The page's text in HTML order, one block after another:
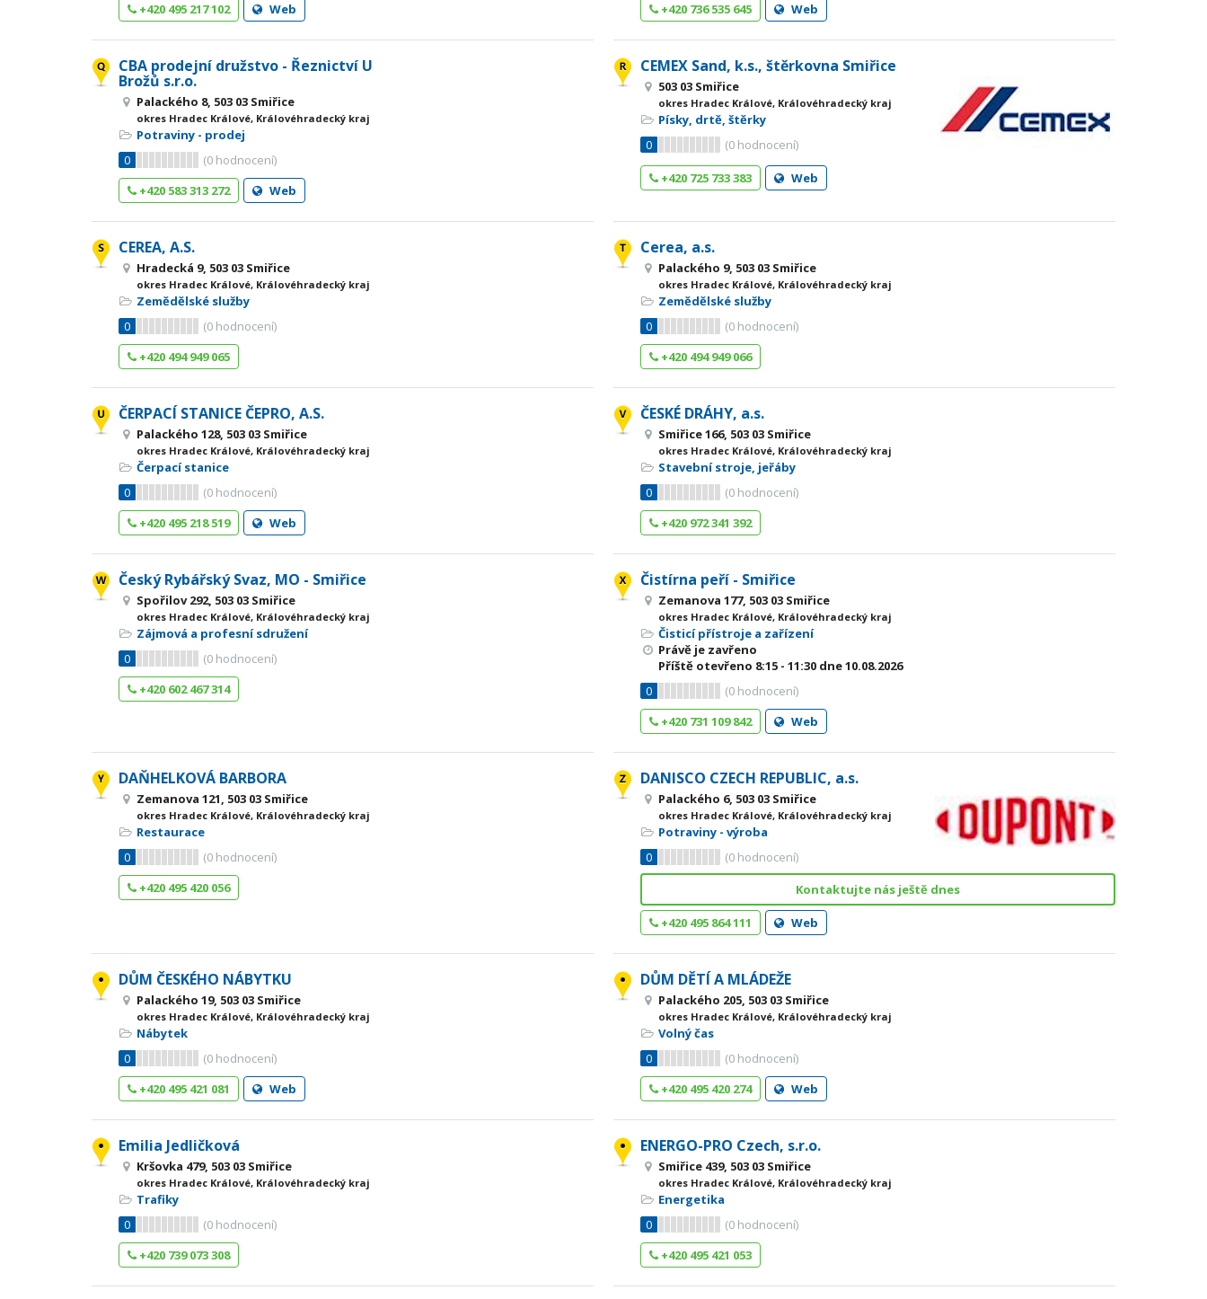
+420 495 217 102
Web
+420 736 535 645
Web
CBA prodejní družstvo - Řeznictví U
Brožů s.r.o.
Palackého 8, 503 03 Smiřice
okres Hradec Králové, Královéhradecký kraj
Potraviny - prodej
0
(0 hodnocení)
+420 583 313 272
Web
CEMEX Sand, k.s., štěrkovna Smiřice
503 03 Smiřice
okres Hradec Králové, Královéhradecký kraj
Písky, drtě, štěrky
0
(0 hodnocení)
+420 725 733 383 Web
CEREA, A.S.
Hradecká 9, 503 03 Smiřice
okres Hradec Králové, Královéhradecký kraj
Zemědělské služby
0
(0 hodnocení)
+420 494 949 065
Cerea, a.s.
Palackého 9, 503 03 Smiřice
okres Hradec Králové, Královéhradecký kraj
Zemědělské služby
0
(0 hodnocení)
+420 494 949 066
ČERPACÍ STANICE ČEPRO, A.S.
Palackého 128, 503 03 Smiřice
okres Hradec Králové, Královéhradecký kraj
Čerpací stanice
0
(0 hodnocení)
+420 495 218 519
Web
ČESKÉ DRÁHY, a.s.
Smiřice 166, 503 03 Smiřice
okres Hradec Králové, Královéhradecký kraj
Stavební stroje, jeřáby
0
(0 hodnocení)
+420 972 341 392
Český Rybářský Svaz, MO - Smiřice
Spořilov 292, 503 03 Smiřice
okres Hradec Králové, Královéhradecký kraj
Zájmová a profesní sdružení
0
(0 hodnocení)
+420 602 467 314
Čistírna peří - Smiřice
Zemanova 177, 503 03 Smiřice
okres Hradec Králové, Královéhradecký kraj
Čisticí přístroje a zařízení
Právě je zavřeno
Příště otevřeno 8:15 - 11:30 dne 10.08.2026
0
(0 hodnocení)
+420 731 109 842
Web
DAŇHELKOVÁ BARBORA
Zemanova 121, 503 03 Smiřice
okres Hradec Králové, Královéhradecký kraj
Restaurace
0
(0 hodnocení)
+420 495 420 056
DANISCO CZECH REPUBLIC, a.s.
Palackého 6, 503 03 Smiřice
okres Hradec Králové, Královéhradecký kraj
Potraviny - výroba
0
(0 hodnocení)
Kontaktujte nás ještě dnes
+420 495 864 111 Web
DŮM ČESKÉHO NÁBYTKU
Palackého 19, 503 03 Smiřice
okres Hradec Králové, Královéhradecký kraj
Nábytek
0
(0 hodnocení)
+420 495 421 081
Web
DŮM DĚTÍ A MLÁDEŽE
Palackého 205, 503 03 Smiřice
okres Hradec Králové, Královéhradecký kraj
Volný čas
0
(0 hodnocení)
+420 495 420 274
Web
Emilia Jedličková
Kršovka 479, 503 03 Smiřice
okres Hradec Králové, Královéhradecký kraj
Trafiky
0
(0 hodnocení)
+420 739 073 308
ENERGO-PRO Czech, s.r.o.
Smiřice 439, 503 03 Smiřice
okres Hradec Králové, Královéhradecký kraj
Energetika
0
(0 hodnocení)
+420 495 421 053